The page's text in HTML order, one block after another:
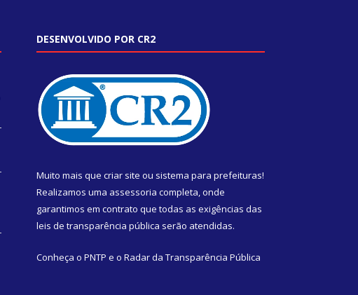
DESENVOLVIDO POR CR2
Muito mais que criar site ou sistema para prefeituras!
Realizamos uma assessoria completa, onde
garantimos em contrato que todas as exigências das
leis de transparência pública serão atendidas.
Conheça o PNTP e o Radar da Transparência Pública